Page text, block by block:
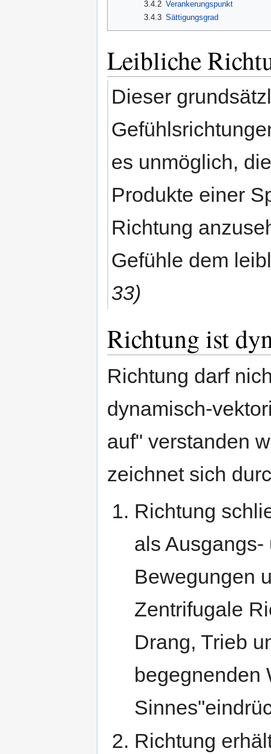
3.4.2 Verankerungspunkt
3.4.3 Sättigungsgrad
Leibliche
Dieser
es unmöglich,
Produkte einer
Richtung
Gefühle dem
33)
Richtung ist
Richtung darf
dynamisch-
auf" verstanden
zeichnet sich
Richtung
als
Bewegungen
Zentrifugale
Drang, Trieb
begegnenden
Richtung